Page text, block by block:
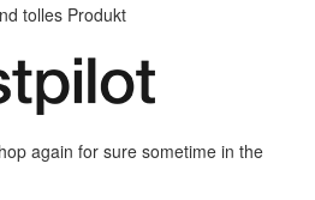
tolles Produkt
again for sure sometime in the